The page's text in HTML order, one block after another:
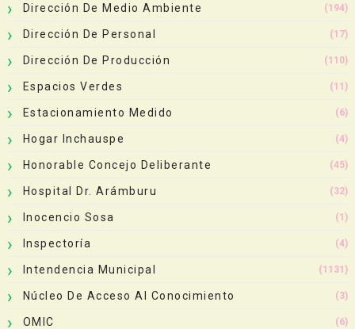
Dirección De Medio Ambiente (194)
Dirección De Personal (17)
Dirección De Producción (110)
Espacios Verdes (11)
Estacionamiento Medido (6)
Hogar Inchauspe (4)
Honorable Concejo Deliberante (45)
Hospital Dr. Arámburu (32)
Inocencio Sosa (1)
Inspectoría (4)
Intendencia Municipal (1131)
Núcleo De Acceso Al Conocimiento (3)
OMIC (6)